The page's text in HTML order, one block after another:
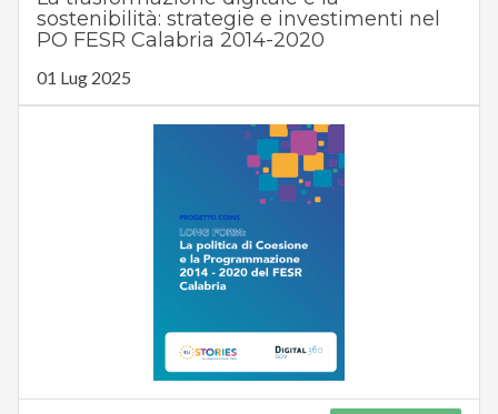
sostenibilità: strategie e investimenti nel
PO FESR Calabria 2014-2020
01 Lug 2025